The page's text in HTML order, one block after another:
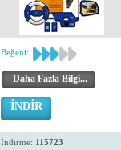
Beğeni:
Daha Fazla Bilgi...
İNDİR
İndirme: 115723